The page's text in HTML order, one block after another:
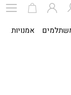
אמנויות